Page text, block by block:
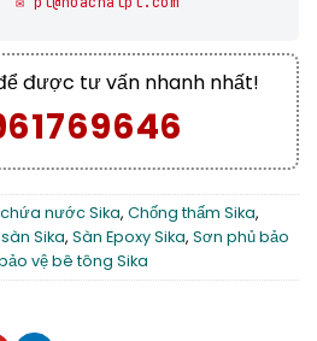
được tư vấn nhanh nhất!
nước Sika, Chống thấm Sika,
Sika, Sàn Epoxy Sika, Sơn phủ bảo
vệ bê tông Sika